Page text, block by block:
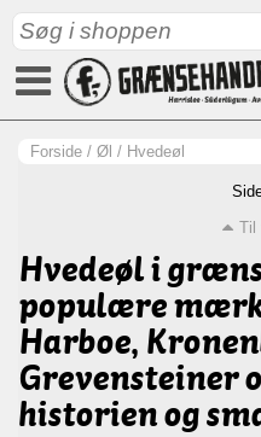
Forside / Øl / Hvedeøl
Til
Hvedeøl i
populære
Harboe,
Grevensteiner
historien og